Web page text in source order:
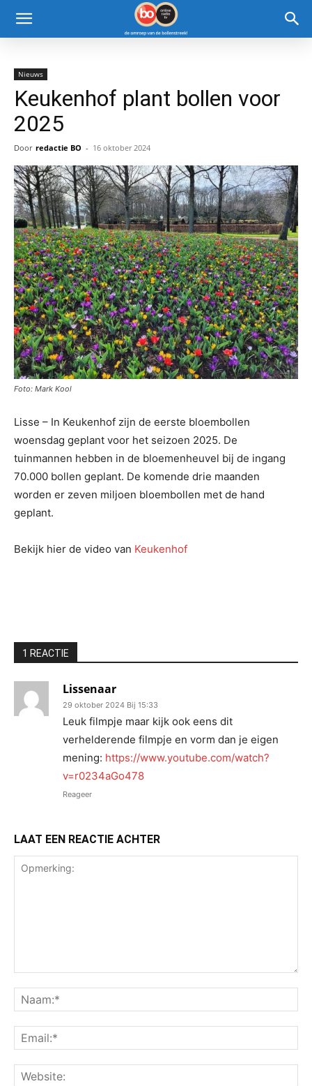
Nieuws
Keukenhof plant bollen voor
2025
Door redactie BO - 16 oktober 2024
Foto: Mark Kool
Lisse – In Keukenhof zijn de eerste bloembollen
woensdag geplant voor het seizoen 2025. De
tuinmannen hebben in de bloemenheuvel bij de ingang
70.000 bollen geplant. De komende drie maanden
worden er zeven miljoen bloembollen met de hand
geplant.
Bekijk hier de video van Keukenhof
1 REACTIE
Lissenaar
29 oktober 2024 Bij 15:33
Leuk filmpje maar kijk ook eens dit
verhelderende filmpje en vorm dan je eigen
mening: https://www.youtube.com/watch?
v=r0234aGo478
Reageer
LAAT EEN REACTIE ACHTER